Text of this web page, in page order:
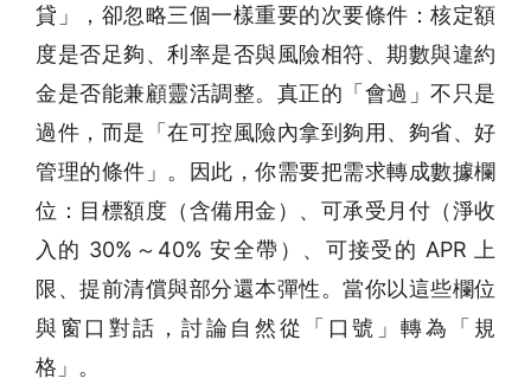
貸」，卻忽略三個一樣重要的次要條件：核定額
度是否足夠、利率是否與風險相符、期數與違約
金是否能兼顧靈活調整。真正的「會過」不只是
過件，而是「在可控風險內拿到夠用、夠省、好
管理的條件」。因此，你需要把需求轉成數據欄
位：目標額度（含備用金）、可承受月付（淨收
入的 30%～40% 安全帶）、可接受的 APR 上
限、提前清償與部分還本彈性。當你以這些欄位
與窗口對話，討論自然從「口號」轉為「規
格」。